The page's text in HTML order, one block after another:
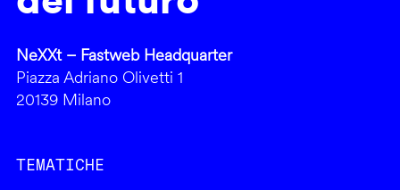
NeXXt – Fastweb Headquarter
Piazza Adriano Olivetti 1
20139 Milano
TEMATICHE